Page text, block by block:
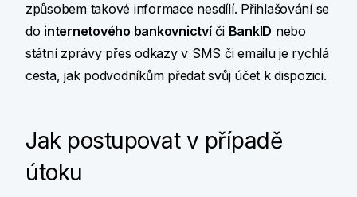
způsobem takové informace nesdílí. Přihlašování se
do internetového bankovnictvíči BankID nebo
státní zprávy přes odkazy v SMS či emailu je rychlá
cesta, jak podvodníkům předat svůj účet k dispozici.
Jak postupovat v případě
útoku